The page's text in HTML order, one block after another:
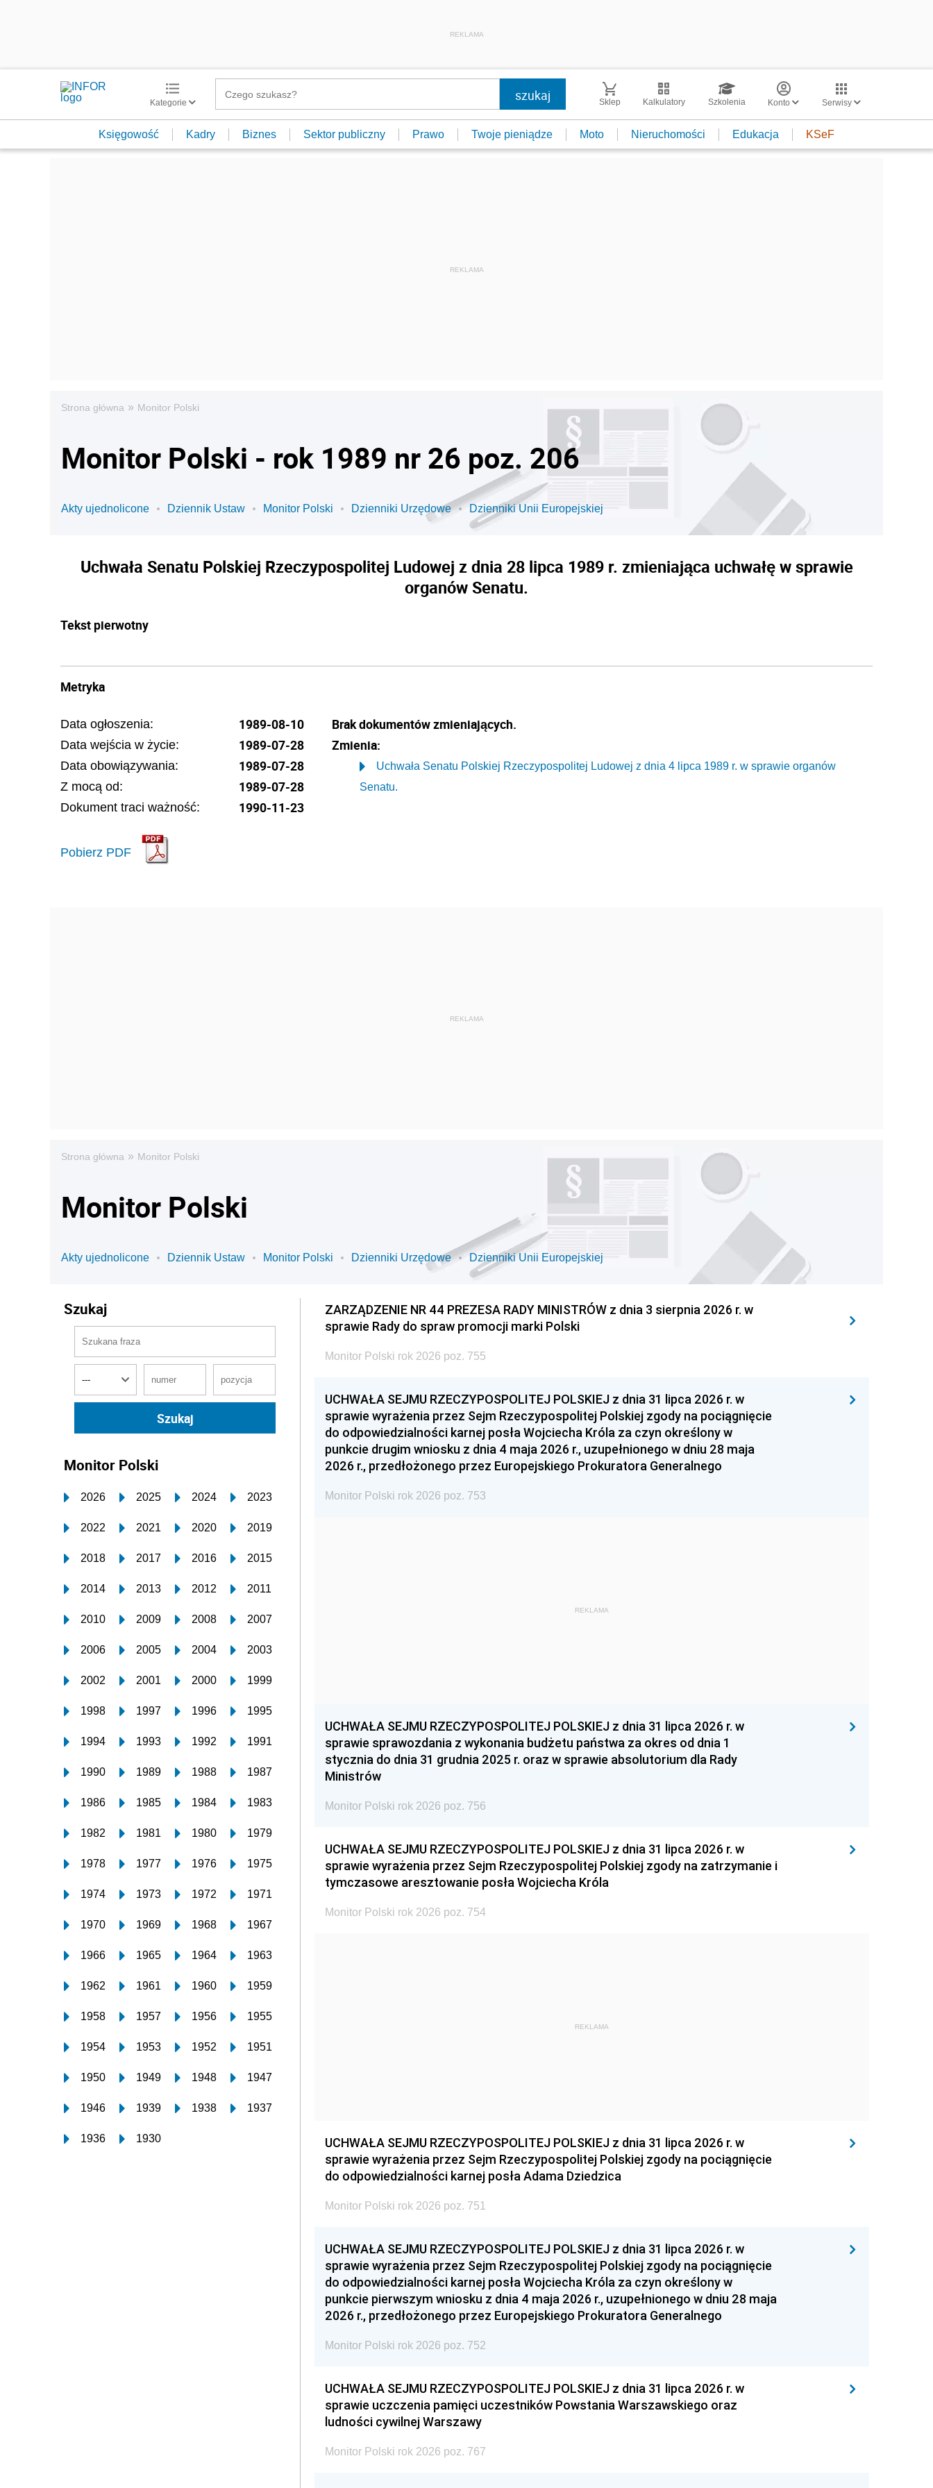
REKLAMA
Kategorie Sklep Kalkulatory Szkolenia Konto Serwisy
Księgowość Kadry Biznes Sektor publiczny Prawo Twoje pieniądze Moto Nieruchomości Edukacja KSeF
Strona główna » Monitor Polski
Monitor Polski - rok 1989 nr 26 poz. 206
Akty ujednolicone Dziennik Ustaw Monitor Polski Dzienniki Urzędowe Dzienniki Unii Europejskiej
Uchwała Senatu Polskiej Rzeczypospolitej Ludowej z dnia 28 lipca 1989 r. zmieniająca uchwałę w sprawie
organów Senatu.
Tekst pierwotny
Metryka
Data ogłoszenia: 1989-08-10
Data wejścia w życie: 1989-07-28
Data obowiązywania: 1989-07-28
Z mocą od: 1989-07-28
Dokument traci ważność: 1990-11-23
Pobierz PDF
Brak dokumentów zmieniających.
Zmienia:
Uchwała Senatu Polskiej Rzeczypospolitej Ludowej z dnia 4 lipca 1989 r. w sprawie organów
Senatu.
Strona główna » Monitor Polski
Monitor Polski
Akty ujednolicone Dziennik Ustaw Monitor Polski Dzienniki Urzędowe Dzienniki Unii Europejskiej
Szukaj
Monitor Polski
2026 2025 2024 2023
2022 2021 2020 2019
2018 2017 2016 2015
2014 2013 2012 2011
2010 2009 2008 2007
2006 2005 2004 2003
2002 2001 2000 1999
1998 1997 1996 1995
1994 1993 1992 1991
1990 1989 1988 1987
1986 1985 1984 1983
1982 1981 1980 1979
1978 1977 1976 1975
1974 1973 1972 1971
1970 1969 1968 1967
1966 1965 1964 1963
1962 1961 1960 1959
1958 1957 1956 1955
1954 1953 1952 1951
1950 1949 1948 1947
1946 1939 1938 1937
1936 1930
ZARZĄDZENIE NR 44 PREZESA RADY MINISTRÓW z dnia 3 sierpnia 2026 r. w
sprawie Rady do spraw promocji marki Polski
Monitor Polski rok 2026 poz. 755
UCHWAŁA SEJMU RZECZYPOSPOLITEJ POLSKIEJ z dnia 31 lipca 2026 r. w
sprawie wyrażenia przez Sejm Rzeczypospolitej Polskiej zgody na pociągnięcie
do odpowiedzialności karnej posła Wojciecha Króla za czyn określony w
punkcie drugim wniosku z dnia 4 maja 2026 r., uzupełnionego w dniu 28 maja
2026 r., przedłożonego przez Europejskiego Prokuratora Generalnego
Monitor Polski rok 2026 poz. 753
REKLAMA
UCHWAŁA SEJMU RZECZYPOSPOLITEJ POLSKIEJ z dnia 31 lipca 2026 r. w
sprawie sprawozdania z wykonania budżetu państwa za okres od dnia 1
stycznia do dnia 31 grudnia 2025 r. oraz w sprawie absolutorium dla Rady
Ministrów
Monitor Polski rok 2026 poz. 756
UCHWAŁA SEJMU RZECZYPOSPOLITEJ POLSKIEJ z dnia 31 lipca 2026 r. w
sprawie wyrażenia przez Sejm Rzeczypospolitej Polskiej zgody na zatrzymanie i
tymczasowe aresztowanie posła Wojciecha Króla
Monitor Polski rok 2026 poz. 754
REKLAMA
UCHWAŁA SEJMU RZECZYPOSPOLITEJ POLSKIEJ z dnia 31 lipca 2026 r. w
sprawie wyrażenia przez Sejm Rzeczypospolitej Polskiej zgody na pociągnięcie
do odpowiedzialności karnej posła Adama Dziedzica
Monitor Polski rok 2026 poz. 751
UCHWAŁA SEJMU RZECZYPOSPOLITEJ POLSKIEJ z dnia 31 lipca 2026 r. w
sprawie wyrażenia przez Sejm Rzeczypospolitej Polskiej zgody na pociągnięcie
do odpowiedzialności karnej posła Wojciecha Króla za czyn określony w
punkcie pierwszym wniosku z dnia 4 maja 2026 r., uzupełnionego w dniu 28 maja
2026 r., przedłożonego przez Europejskiego Prokuratora Generalnego
Monitor Polski rok 2026 poz. 752
UCHWAŁA SEJMU RZECZYPOSPOLITEJ POLSKIEJ z dnia 31 lipca 2026 r. w
sprawie uczczenia pamięci uczestników Powstania Warszawskiego oraz
ludności cywilnej Warszawy
Monitor Polski rok 2026 poz. 767